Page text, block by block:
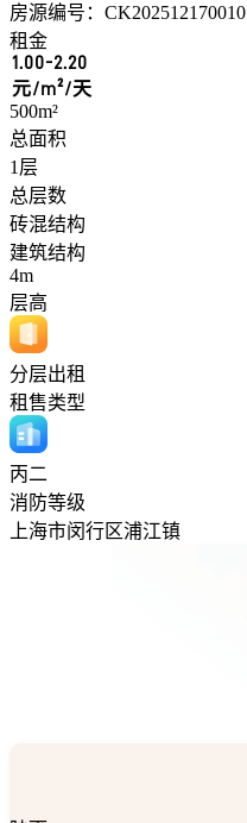
房源编号：CK202512170010
租金
1.00-2.20
元/m²/天
500m²
总面积
1层
总层数
砖混结构
建筑结构
4m
层高
分层出租
租售类型
丙二
消防等级
上海市闵行区浦江镇